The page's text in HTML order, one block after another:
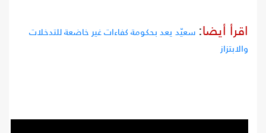
اقرأ أيضا: سعيّد يعد بحكومة كفاءات غير خاضعة للتدخلات
والابتزاز